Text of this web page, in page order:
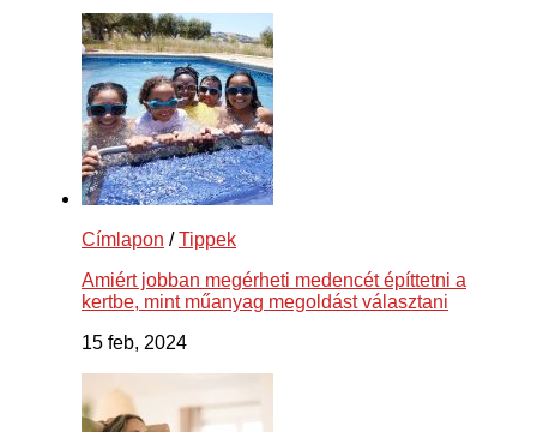
Címlapon /Tippek
Amiért jobban megérheti medencét építtetni a
kertbe, mint műanyag megoldást választani
15 feb, 2024